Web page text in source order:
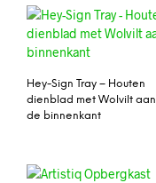
Hey-Sign Tray – Houten
dienblad met Wolvilt aan
de binnenkant